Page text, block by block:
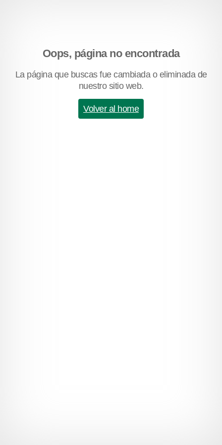
Oops, página no encontrada
La página que buscas fue cambiada o eliminada de
nuestro sitio web.
Volver al home